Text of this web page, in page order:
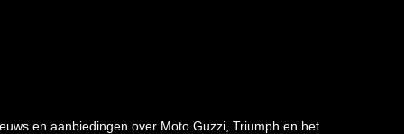
en aanbiedingen over Moto Guzzi, Triumph en het